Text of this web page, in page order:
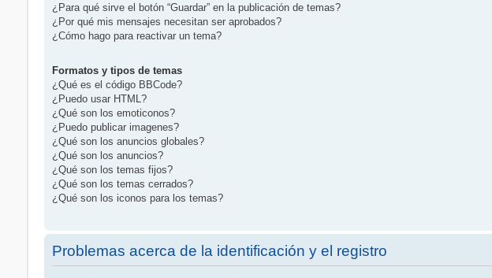
¿Para qué sirve el botón “Guardar” en la publicación de temas?
¿Por qué mis mensajes necesitan ser aprobados?
¿Cómo hago para reactivar un tema?
Formatos y tipos de temas
¿Qué es el código BBCode?
¿Puedo usar HTML?
¿Qué son los emoticonos?
¿Puedo publicar imagenes?
¿Qué son los anuncios globales?
¿Qué son los anuncios?
¿Qué son los temas fijos?
¿Qué son los temas cerrados?
¿Qué son los iconos para los temas?
Problemas acerca de la identificación y el registro